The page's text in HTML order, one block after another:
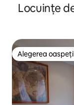
Locuințe
Alegerea
Alegerea